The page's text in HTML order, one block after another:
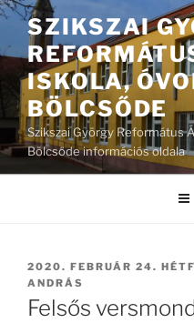
Tartalomhoz
SZIKSZAI
ISKOLA,
BÖLCSŐDE
Szikszai György Református
Bölcsőde információs oldala
BEKÜLDVE:
2020. FEBRUÁR 24.
ANDRÁS
Felsős